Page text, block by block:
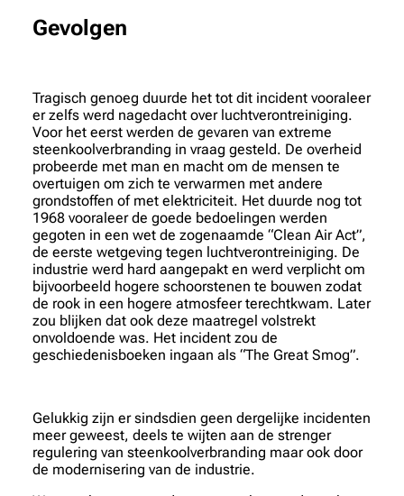
Gevolgen
Tragisch genoeg duurde het tot dit incident vooraleer
er zelfs werd nagedacht over luchtverontreiniging.
Voor het eerst werden de gevaren van extreme
steenkoolverbranding in vraag gesteld. De overheid
probeerde met man en macht om de mensen te
overtuigen om zich te verwarmen met andere
grondstoffen of met elektriciteit. Het duurde nog tot
1968 vooraleer de goede bedoelingen werden
gegoten in een wet de zogenaamde “Clean Air Act”,
de eerste wetgeving tegen luchtverontreiniging. De
industrie werd hard aangepakt en werd verplicht om
bijvoorbeeld hogere schoorstenen te bouwen zodat
de rook in een hogere atmosfeer terechtkwam. Later
zou blijken dat ook deze maatregel volstrekt
onvoldoende was. Het incident zou de
geschiedenisboeken ingaan als “The Great Smog”.
Gelukkig zijn er sindsdien geen dergelijke incidenten
meer geweest, deels te wijten aan de strenger
regulering van steenkoolverbranding maar ook door
de modernisering van de industrie.